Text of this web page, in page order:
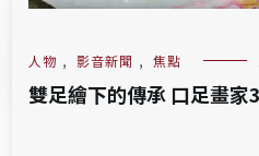
人物 , 影音新聞 , 焦點
雙足繪下的傳承 口足畫家